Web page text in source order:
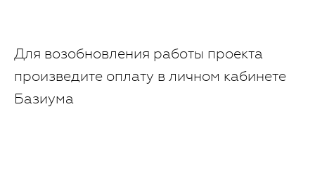
Для возобновления работы проекта
произведите оплату в личном кабинете
Базиума